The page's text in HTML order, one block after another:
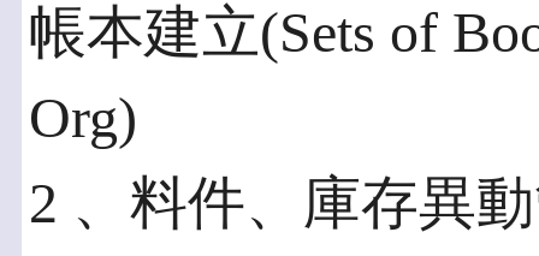
帳本建立(Sets of
Org)
2 、料件、庫存異